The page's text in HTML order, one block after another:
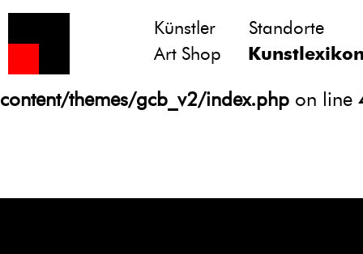
Notice
: Undefined variable: atts in
/homepages/21/d13550920/htdocs/
content/themes/gcb_v2/index.php on line
Künstler
Standorte
Art Shop